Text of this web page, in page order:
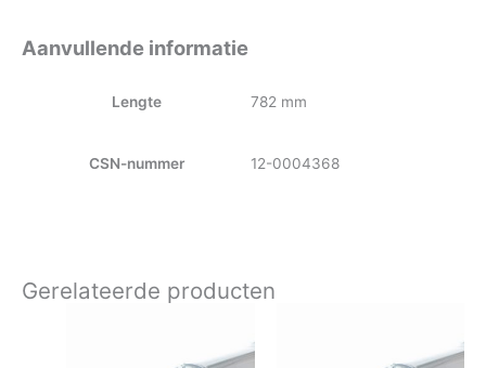
Aanvullende informatie
Lengte 782 mm
CSN-nummer 12-0004368
Gerelateerde producten